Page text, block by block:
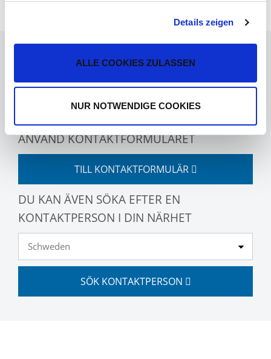
Details zeigen
ALLE COOKIES ZULASSEN
NUR NOTWENDIGE COOKIES
HAR DU FRÅGOR?
ANVÄND KONTAKTFORMULÄRET
TILL KONTAKTFORMULÄR
DU KAN ÄVEN SÖKA EFTER EN
KONTAKTPERSON I DIN NÄRHET
SÖK KONTAKTPERSON